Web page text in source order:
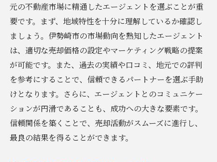
元の不動産市場に精通したエージェントを選ぶことが重
要です。まず、地域特性を十分に理解しているか確認し
ましょう。伊勢崎市の市場動向を熟知したエージェント
は、適切な売却価格の設定やマーケティング戦略の提案
が可能です。また、過去の実績や口コミ、地元での評判
を参考にすることで、信頼できるパートナーを選ぶ手助
けとなります。さらに、エージェントとのコミュニケー
ションが円滑であることも、成功への大きな要素です。
信頼関係を築くことで、売却活動がスムーズに進行し、
最良の結果を得ることができます。